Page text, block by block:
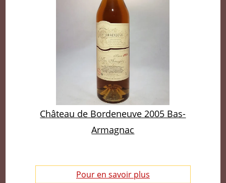
Château de Bordeneuve 2005 Bas-
Armagnac
Pour en savoir plus